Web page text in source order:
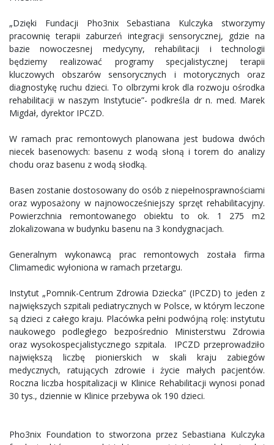
„Dzięki Fundacji Pho3nix Sebastiana Kulczyka stworzymy
pracownię terapii zaburzeń integracji sensorycznej, gdzie na
bazie nowoczesnej medycyny, rehabilitacji i technologii
będziemy realizować programy specjalistycznej terapii
kluczowych obszarów sensorycznych i motorycznych oraz
diagnostykę ruchu dzieci. To olbrzymi krok dla rozwoju ośrodka
rehabilitacji w naszym Instytucie”- podkreśla dr n. med. Marek
Migdał, dyrektor IPCZD.
W ramach prac remontowych planowana jest budowa dwóch
niecek basenowych: basenu z wodą słoną i torem do analizy
chodu oraz basenu z wodą słodką.
Basen zostanie dostosowany do osób z niepełnosprawnościami
oraz wyposażony w najnowocześniejszy sprzęt rehabilitacyjny.
Powierzchnia remontowanego obiektu to ok. 1 275 m2
zlokalizowana w budynku basenu na 3 kondygnacjach.
Generalnym wykonawcą prac remontowych została firma
Climamedic wyłoniona w ramach przetargu.
Instytut „Pomnik-Centrum Zdrowia Dziecka” (IPCZD) to jeden z
największych szpitali pediatrycznych w Polsce, w którym leczone
są dzieci z całego kraju. Placówka pełni podwójną rolę: instytutu
naukowego podległego bezpośrednio Ministerstwu Zdrowia
oraz wysokospecjalistycznego szpitala. IPCZD przeprowadziło
największą liczbę pionierskich w skali kraju zabiegów
medycznych, ratujących zdrowie i życie małych pacjentów.
Roczna liczba hospitalizacji w Klinice Rehabilitacji wynosi ponad
30 tys., dziennie w Klinice przebywa ok 190 dzieci.
Pho3nix Foundation to stworzona przez Sebastiana Kulczyka